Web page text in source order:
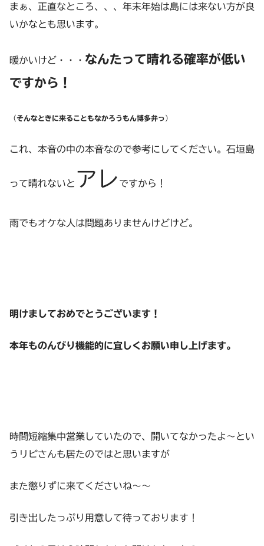
まぁ、正直なところ、、、年末年始は島には来ない方が良
いかなとも思います。
暖かいけど・・・ なんたって晴れる確率が低い
ですから！
（そんなときに来ることもなかろうもん博多弁っ）
これ、本音の中の本音なので参考にしてください。石垣島
って晴れないと アレ ですから！
雨でもオケな人は問題ありませんけどけど。
明けましておめでとうございます！
本年ものんびり機能的に宜しくお願い申し上げます。
時間短縮集中営業していたので、開いてなかったよ～とい
うリピさんも居たのではと思いますが
また懲りずに来てくださいね～～
引き出したっぷり用意して待っております！